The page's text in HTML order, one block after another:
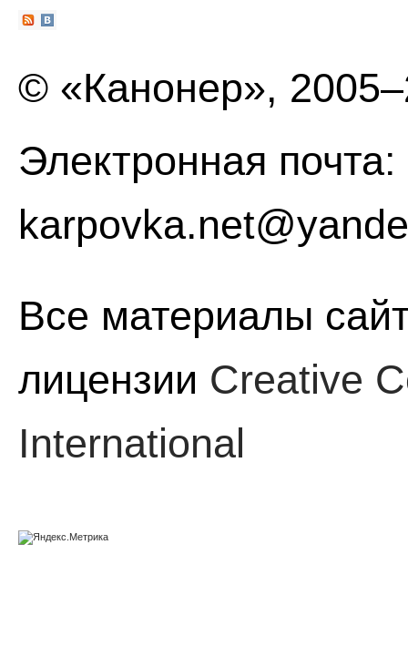
© «Канонер»,
Электронная почта:
Все материалы
лицензии Creative
International